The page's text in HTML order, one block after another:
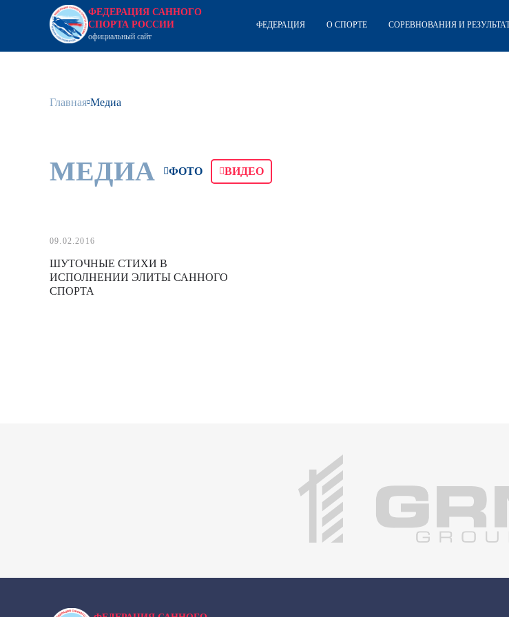
ФЕДЕРАЦИЯ САННОГО
СПОРТА РОССИИ
официальный сайт
ФЕДЕРАЦИЯ О СПОРТЕ СОРЕВНОВАНИЯ И
Главная Медиа
МЕДИА ФОТО ВИДЕО
09.02.2016
ШУТОЧНЫЕ СТИХИ В
ИСПОЛНЕНИИ ЭЛИТЫ САННОГО
СПОРТА